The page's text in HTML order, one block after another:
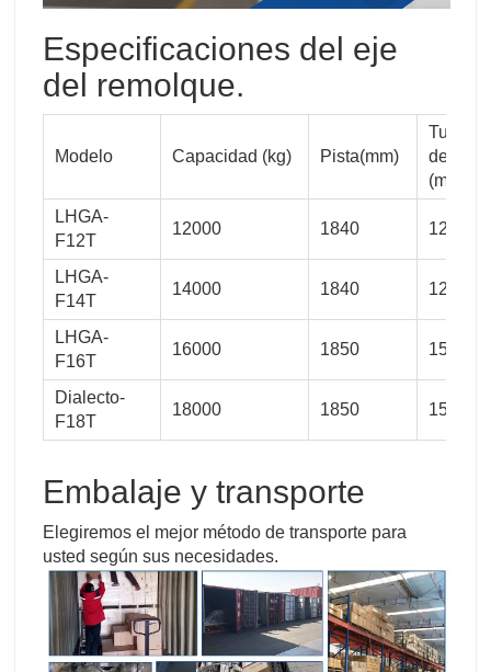
Especificaciones del eje
del remolque.
Modelo Capacidad (kg) Pista(mm)
Tubo
del eje
(mm)
LHGA-
F12T
12000 1840 127
LHGA-
F14T
14000 1840 127
LHGA-
F16T
16000 1850 150
Dialecto-
F18T
18000 1850 150
Embalaje y transporte
Elegiremos el mejor método de transporte para
usted según sus necesidades.